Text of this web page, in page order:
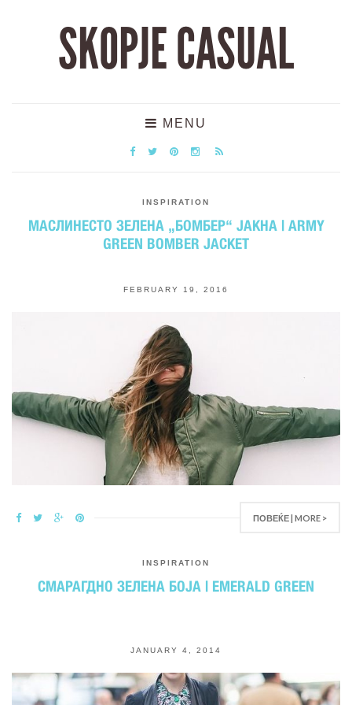
SKOPJE CASUAL
MENU
INSPIRATION
МАСЛИНЕСТО ЗЕЛЕНА „БОМБЕР“ ЈАКНА | ARMY
GREEN BOMBER JACKET
FEBRUARY 19, 2016
ПОВЕЌЕ | MORE >
INSPIRATION
СМАРАГДНО ЗЕЛЕНА БОЈА | EMERALD GREEN
JANUARY 4, 2014